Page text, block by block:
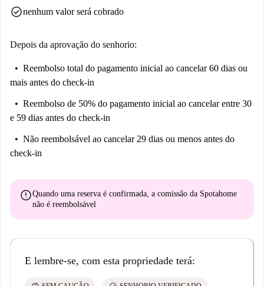
check_circlenenhum valor será cobrado
Depois da aprovação do senhorio:
Reembolso total do pagamento inicial ao cancelar 60 dias ou
mais antes do check-in
Reembolso de 50% do pagamento inicial ao cancelar entre 30
e 59 dias antes do check-in
Não reembolsável ao cancelar 29 dias ou menos antes do
check-in
errorQuando uma reserva é confirmada, a comissão da Spotahome
não é reembolsável
E lembre-se, com esta propriedade terá: